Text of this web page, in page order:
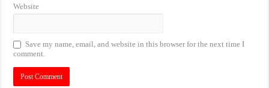
Website
Save my name, email, and website in this browser for the next time I
comment.